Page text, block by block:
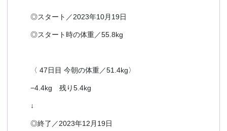
◎スタート／2023年10月19日
◎スタート時の体重／55.8kg
〈 47日目 今朝の体重／51.4kg〉
−4.4kg 残り5.4kg
↓
◎終了／2023年12月19日